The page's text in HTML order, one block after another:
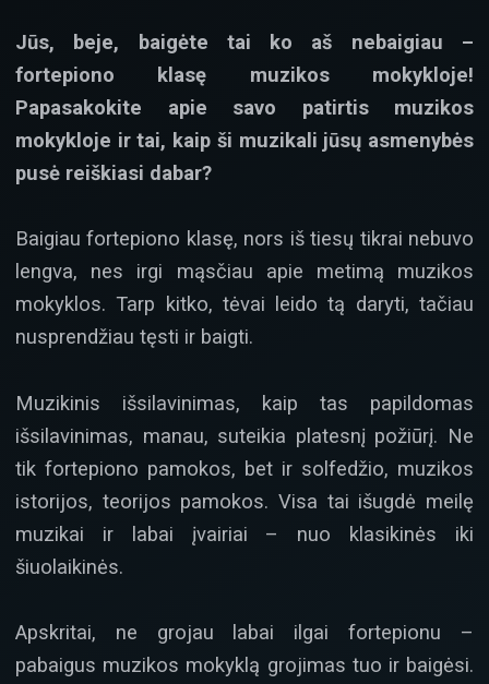
Jūs, beje, baigėte tai ko aš nebaigiau –
fortepiono klasę muzikos mokykloje!
Papasakokite apie savo patirtis muzikos
mokykloje ir tai, kaip ši muzikali jūsų asmenybės
pusė reiškiasi dabar?
Baigiau fortepiono klasę, nors iš tiesų tikrai nebuvo
lengva, nes irgi mąsčiau apie metimą muzikos
mokyklos. Tarp kitko, tėvai leido tą daryti, tačiau
nusprendžiau tęsti ir baigti.
Muzikinis išsilavinimas, kaip tas papildomas
išsilavinimas, manau, suteikia platesnį požiūrį. Ne
tik fortepiono pamokos, bet ir solfedžio, muzikos
istorijos, teorijos pamokos. Visa tai išugdė meilę
muzikai ir labai įvairiai – nuo klasikinės iki
šiuolaikinės.
Apskritai, ne grojau labai ilgai fortepionu –
pabaigus muzikos mokyklą grojimas tuo ir baigėsi.